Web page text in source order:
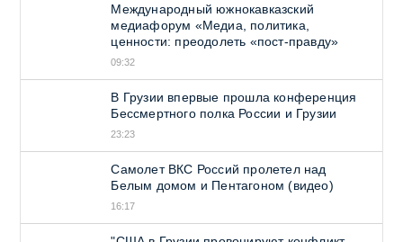
Международный южнокавказский
медиафорум «Медиа, политика,
ценности: преодолеть «пост-правду»
09:32
В Грузии впервые прошла конференция
Бессмертного полка России и Грузии
23:23
Самолет ВКС Россий пролетел над
Белым домом и Пентагоном (видео)
16:17